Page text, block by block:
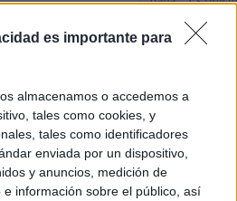
es importante para
almacenamos o accedemos a
tales como cookies, y
tales como identificadores
enviada por un dispositivo,
y anuncios, medición de
información sobre el público, así
"Solo
Sánchez
Privacidad y Cookies